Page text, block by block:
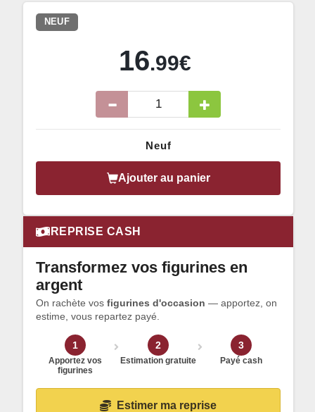
NEUF
16.99€
Neuf
Ajouter au panier
REPRISE CASH
Transformez vos figurines en
argent
On rachète vos figurines d'occasion — apportez, on
estime, vous repartez payé.
1
Apportez vos
figurines
2
Estimation gratuite
3
Payé cash
Estimer ma reprise